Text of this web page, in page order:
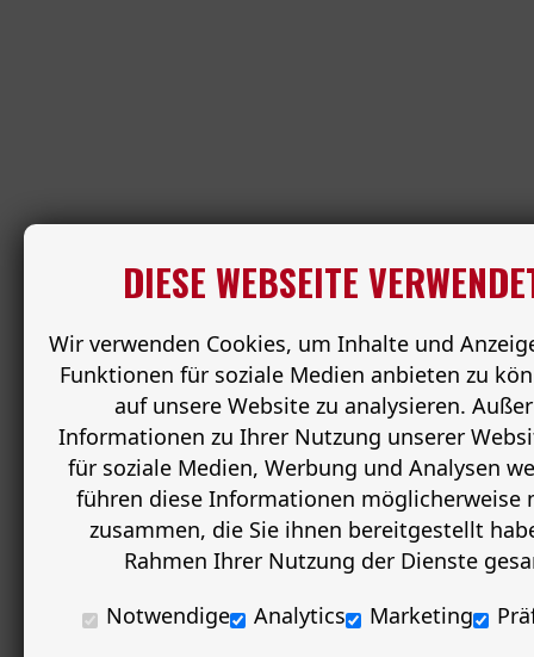
DIESE WEBSEITE
Wir verwenden Cookies, um Inhalte und
Funktionen für soziale Medien anbieten zu
auf unsere Website zu analysieren.
Informationen zu Ihrer Nutzung unserer
für soziale Medien, Werbung und Analysen
führen diese Informationen möglicherweise
zusammen, die Sie ihnen bereitgestellt
Rahmen Ihrer Nutzung der Dienste
Notwendige
Analytics Marketing